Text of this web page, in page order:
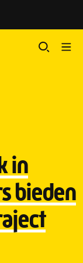
in
bieden